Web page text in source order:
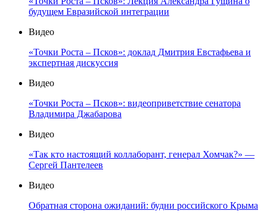
будущем Евразийской интеграции
Видео
«Точки Роста – Псков»: доклад Дмитрия Евстафьева и
экспертная дискуссия
Видео
«Точки Роста – Псков»: видеоприветствие сенатора
Владимира Джабарова
Видео
«Так кто настоящий коллаборант, генерал Хомчак?» —
Сергей Пантелеев
Видео
Обратная сторона ожиданий: будни российского Крыма